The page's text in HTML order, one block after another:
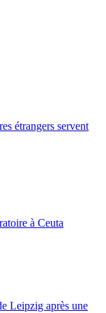
étrangers servent
à Ceuta
Leipzig après une